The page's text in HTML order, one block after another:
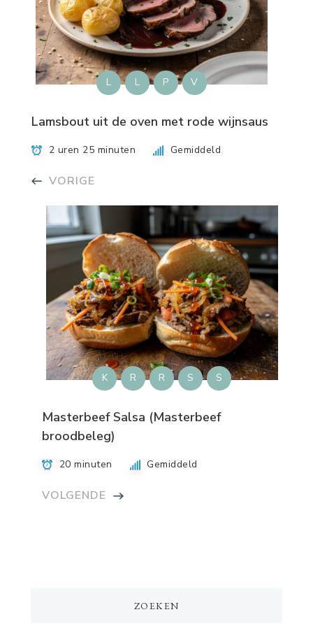
L L P V
Lamsbout uit de oven met rode wijnsaus
2 uren 25 minuten Gemiddeld
VORIGE
K R R S S
Masterbeef Salsa (Masterbeef
broodbeleg)
20 minuten Gemiddeld
VOLGENDE
ZOEKEN